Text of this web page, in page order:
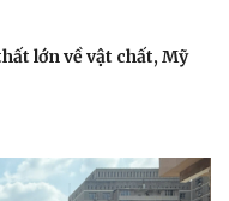
lớn về vật chất, Mỹ